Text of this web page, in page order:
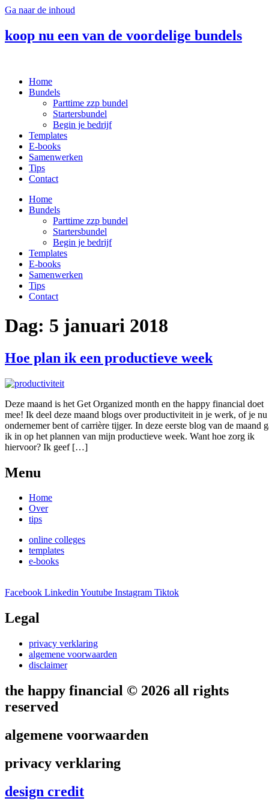
Ga naar de inhoud
koop nu een van de voordelige bundels
Home
Bundels
Parttime zzp bundel
Startersbundel
Begin je bedrijf
Templates
E-books
Samenwerken
Tips
Contact
Home
Bundels
Parttime zzp bundel
Startersbundel
Begin je bedrijf
Templates
E-books
Samenwerken
Tips
Contact
Dag: 5 januari 2018
Hoe plan ik een productieve week
Deze maand is het Get Organized month en the happy financial doet
mee! Ik deel deze maand blogs over productiviteit in je werk, of je nu
ondernemer bent of carrière tijger. In deze eerste blog van de maand
ik in op het plannen van mijn productieve week. Want hoe zorg ik
hiervoor? Ik geef […]
Menu
Home
Over
tips
online colleges
templates
e-books
Facebook LinkedinYoutube Instagram Tiktok
Legal
privacy verklaring
algemene voorwaarden
disclaimer
the happy financial © 2026 all rights
reserved
algemene voorwaarden
privacy verklaring
design credit